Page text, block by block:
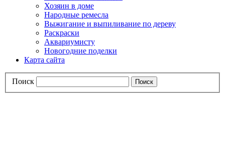
Хозяин в доме
Народные ремесла
Выжигание и выпиливание по дереву
Раскраски
Аквариумисту
Новогодние поделки
Карта сайта
Поиск